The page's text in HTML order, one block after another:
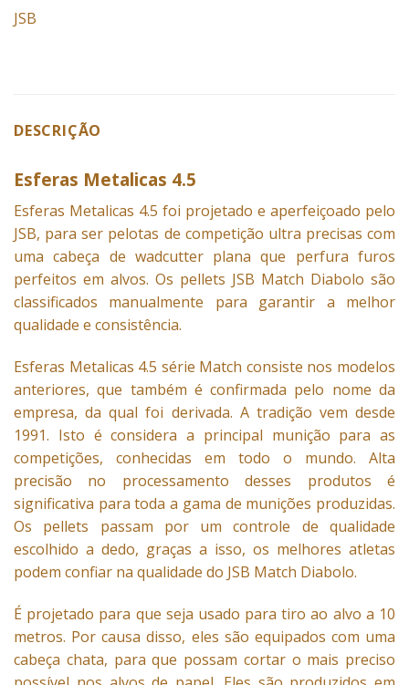
JSB
DESCRIÇÃO
Esferas Metalicas 4.5
Esferas Metalicas 4.5 foi projetado e aperfeiçoado pelo
JSB, para ser pelotas de competição ultra precisas com
uma cabeça de wadcutter plana que perfura furos
perfeitos em alvos. Os pellets JSB Match Diabolo são
classificados manualmente para garantir a melhor
qualidade e consistência.
Esferas Metalicas 4.5 série Match consiste nos modelos
anteriores, que também é confirmada pelo nome da
empresa, da qual foi derivada. A tradição vem desde
1991. Isto é considera a principal munição para as
competições, conhecidas em todo o mundo. Alta
precisão no processamento desses produtos é
significativa para toda a gama de munições produzidas.
Os pellets passam por um controle de qualidade
escolhido a dedo, graças a isso, os melhores atletas
podem confiar na qualidade do JSB Match Diabolo.
É projetado para que seja usado para tiro ao alvo a 10
metros. Por causa disso, eles são equipados com uma
cabeça chata, para que possam cortar o mais preciso